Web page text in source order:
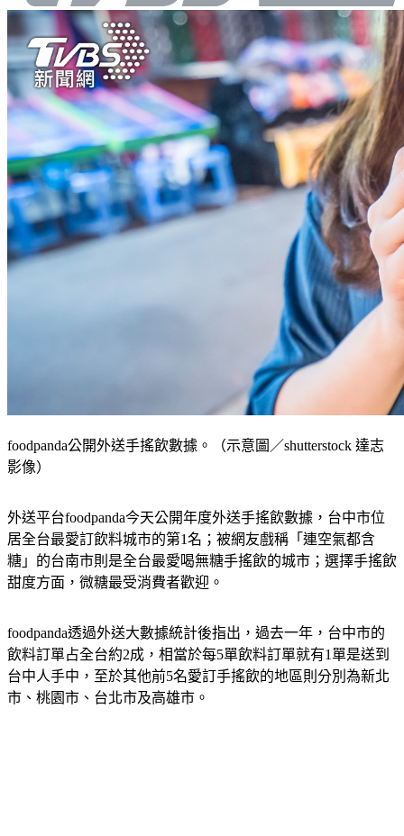
foodpanda公開外送手搖飲數據。（示意圖／shutterstock 達志
影像）
外送平台foodpanda今天公開年度外送手搖飲數據，台中市位
居全台最愛訂飲料城市的第1名；被網友戲稱「連空氣都含
糖」的台南市則是全台最愛喝無糖手搖飲的城市；選擇手搖飲
甜度方面，微糖最受消費者歡迎。
foodpanda透過外送大數據統計後指出，過去一年，台中市的
飲料訂單占全台約2成，相當於每5單飲料訂單就有1單是送到
台中人手中，至於其他前5名愛訂手搖飲的地區則分別為新北
市、桃園市、台北市及高雄市。